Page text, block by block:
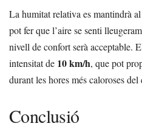
La humitat relativa es mantindrà
pot fer que l’aire se senti
nivell de confort serà acceptable.
intensitat de 10 km/h, que pot
durant les hores més caloroses del
Conclusió